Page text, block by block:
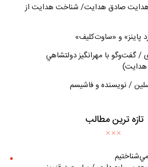
هدایت صادق هدایت/ شناخت هدایت از
پاینز» و «ساوت‌کلیف»
گفت‌وگو با مهرانگيز دولتشاهي
هدايت)
/ نویسنده و فاشیسم
تازه ترین مطالب